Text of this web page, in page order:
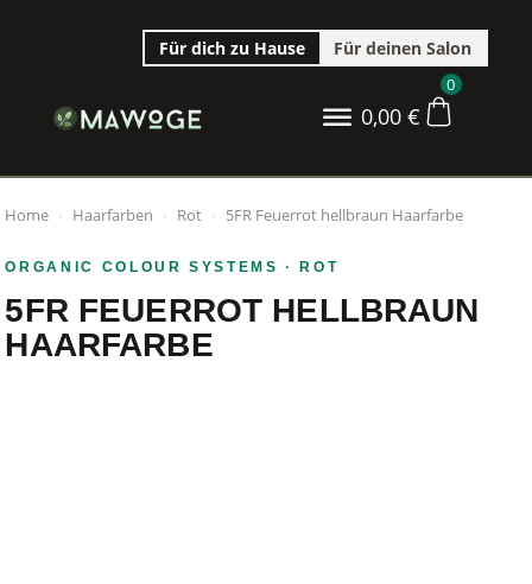
Für dich zu Hause Für deinen Salon
0,00 €
0
Home › Haarfarben › Rot › 5FR Feuerrot hellbraun Haarfarbe
ORGANIC COLOUR SYSTEMS · ROT
5FR FEUERROT HELLBRAUN
HAARFARBE